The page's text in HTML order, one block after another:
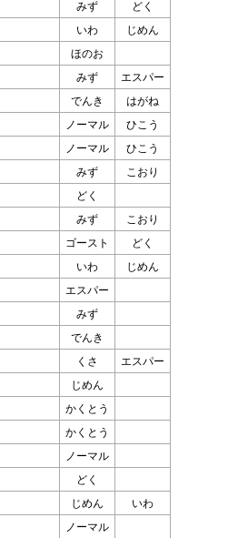
みず どく
いわ じめん
ほのお
みず エスパー
でんき はがね
ノーマル ひこう
ノーマル ひこう
みず こおり
どく
みず こおり
ゴースト どく
いわ じめん
エスパー
みず
でんき
くさ エスパー
じめん
かくとう
かくとう
ノーマル
どく
じめん いわ
ノーマル